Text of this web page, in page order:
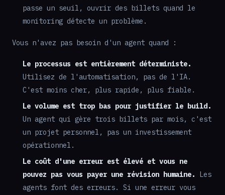
passe un seuil, ouvrir des billets quand le
monitoring détecte un problème.
Vous n'avez pas besoin d'un agent quand :
Le processus est entièrement déterministe.
Utilisez de l'automatisation, pas de l'IA.
C'est moins cher, plus rapide, plus fiable.
Le volume est trop bas pour justifier le build.
Un agent qui gère trois billets par mois, c'est
un projet personnel, pas un investissement
opérationnel.
Le coût d'une erreur est élevé et vous ne
pouvez pas vous payer une révision humaine.
Les
agents font des erreurs. Si une erreur vous